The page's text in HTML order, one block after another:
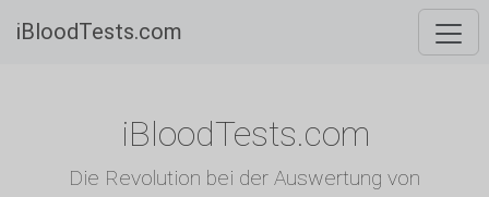
iBloodTests.com
iBloodTests.com
Die Revolution bei der Auswertung von